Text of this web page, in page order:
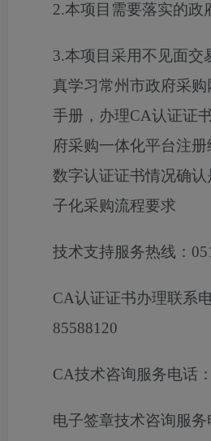
2.本项目需要落实的政
3.本项目采用不见面交
真学习常州市政府采
手册，办理CA认证证
府采购一体化平台注
数字认证证书情况确
子化采购流程要求
技术支持服务热线：
CA认证证书办理联系
85588120
CA技术咨询服务电话
电子签章技术咨询服务